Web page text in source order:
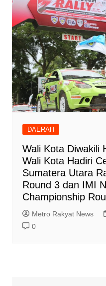
DAERAH
Wali Kota Diwakili
Wali Kota Hadiri
Sumatera Utara
Round 3 dan IMI
Championship
Metro Rakyat News
0